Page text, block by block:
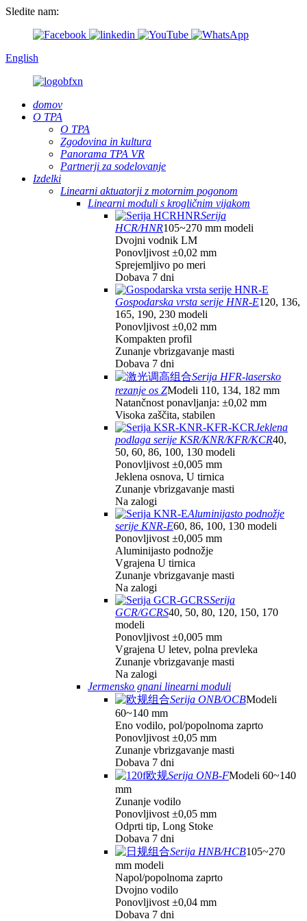
Sledite nam:
English
domov
O TPA
O TPA
Zgodovina in kultura
Panorama TPA VR
Partnerji za sodelovanje
Izdelki
Linearni aktuatorji z motornim pogonom
Linearni moduli s krogličnim vijakom
Serija
HCR/HNR105~270 mm modeli
Dvojni vodnik LM
Ponovljivost ±0,02 mm
Sprejemljivo po meri
Dobava 7 dni
Gospodarska vrsta serije HNR-E120, 136,
165, 190, 230 modeli
Ponovljivost ±0,02 mm
Kompakten profil
Zunanje vbrizgavanje masti
Dobava 7 dni
Serija HFR-lasersko
rezanje os ZModeli 110, 134, 182 mm
Natančnost ponavljanja: ±0,02 mm
Visoka zaščita, stabilen
Jeklena
podlaga serije KSR/KNR/KFR/KCR40,
50, 60, 86, 100, 130 modeli
Ponovljivost ±0,005 mm
Jeklena osnova, U tirnica
Zunanje vbrizgavanje masti
Na zalogi
Aluminijasto podnožje
serije KNR-E60, 86, 100, 130 modeli
Ponovljivost ±0,005 mm
Aluminijasto podnožje
Vgrajena U tirnica
Zunanje vbrizgavanje masti
Na zalogi
Serija
GCR/GCRS40, 50, 80, 120, 150, 170
modeli
Ponovljivost ±0,005 mm
Vgrajena U letev, polna prevleka
Zunanje vbrizgavanje masti
Na zalogi
Jermensko gnani linearni moduli
Serija ONB/OCBModeli
60~140 mm
Eno vodilo, pol/popolnoma zaprto
Ponovljivost ±0,05 mm
Zunanje vbrizgavanje masti
Dobava 7 dni
Serija ONB-FModeli 60~140
mm
Zunanje vodilo
Ponovljivost ±0,05 mm
Odprti tip, Long Stoke
Dobava 7 dni
Serija HNB/HCB105~270
mm modeli
Napol/popolnoma zaprto
Dvojno vodilo
Ponovljivost ±0,04 mm
Dobava 7 dni